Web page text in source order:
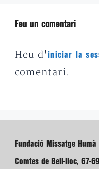
Feu un comentari
Heu d'iniciar la
comentari.
Fundació Missatge
Comtes de Bell-lloc, 67-69